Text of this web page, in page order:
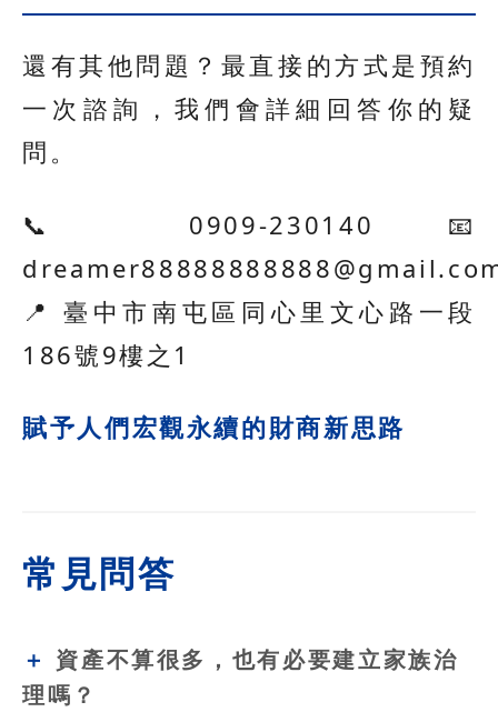
還有其他問題？最直接的方式是預約
一次諮詢，我們會詳細回答你的疑
問。
📞 0909-230140 📧
📍 臺中市南屯區同心里文心路一段
186號9樓之1
賦予人們宏觀永續的財商新思路
常見問答
資產不算很多，也有必要建立家族治
理嗎？